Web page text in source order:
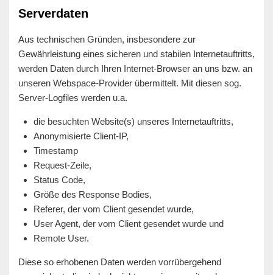
Serverdaten
Aus technischen Gründen, insbesondere zur
Gewährleistung eines sicheren und stabilen Internetauftritts,
werden Daten durch Ihren Internet-Browser an uns bzw. an
unseren Webspace-Provider übermittelt. Mit diesen sog.
Server-Logfiles werden u.a.
die besuchten Website(s) unseres Internetauftritts,
Anonymisierte Client-IP,
Timestamp
Request-Zeile,
Status Code,
Größe des Response Bodies,
Referer, der vom Client gesendet wurde,
User Agent, der vom Client gesendet wurde und
Remote User.
Diese so erhobenen Daten werden vorrübergehend